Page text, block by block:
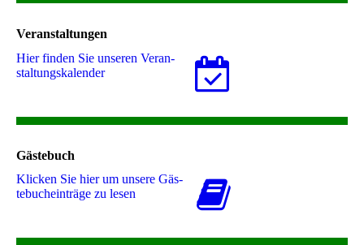
Veranstaltungen
Hier finden Sie unseren Ver­an­
stal­tungs­ka­len­der
Gästebuch
Klicken Sie hier um unsere Gäs­
te­buch­ein­trä­ge zu lesen